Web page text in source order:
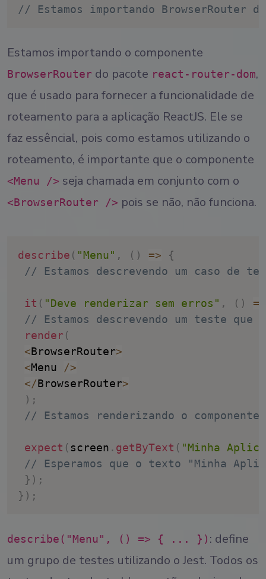
// Estamos importando BrowserRouter
Estamos importando o componente
BrowserRouter do pacote react-router-dom,
que é usado para fornecer a funcionalidade de
roteamento para a aplicação ReactJS. Ele se
faz essêncial, pois como estamos utilizando o
roteamento, é importante que o componente
<Menu /> seja chamada em conjunto com o
<BrowserRouter /> pois se não, não funciona.
describe ( "Menu" , ( ) =>
{
// Estamos descrevendo um caso de
it ( "Deve renderizar sem erros" , ( )
=>
// Estamos descrevendo um teste
render (
<BrowserRouter>
<Menu />
</BrowserRouter>
) ;
// Estamos renderizando o
expect ( screen . getByText ( "Minha
// Esperamos que o texto "Minha
} ) ;
} ) ;
describe("Menu", () => { ... }) : define
um grupo de testes utilizando o Jest. Todos os